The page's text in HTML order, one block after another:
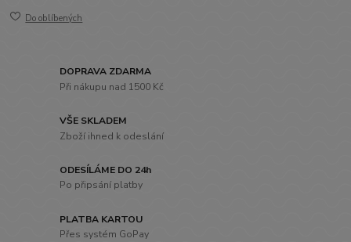
Do oblíbených
DOPRAVA ZDARMA
Při nákupu nad 1500 Kč
VŠE SKLADEM
Zboží ihned k odeslání
ODESÍLÁME DO 24h
Po připsání platby
PLATBA KARTOU
Přes systém GoPay